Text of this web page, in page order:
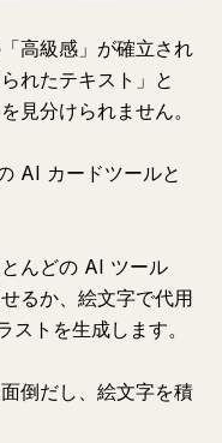
高級感」が確立され
れたテキスト」と
見分けられません。
AI カードツールと
んどの AI ツール
るか、絵文字で代用
トを生成します。
倒だし、絵文字を積